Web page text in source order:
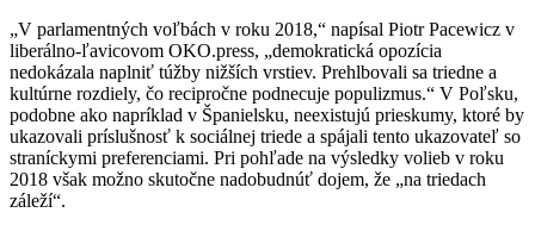
„V parlamentných voľbách v roku 2018,“ napísal Piotr Pacewicz v
liberálno-ľavicovom OKO.press, „demokratická opozícia
nedokázala naplniť túžby nižších vrstiev. Prehlbovali sa triedne a
kultúrne rozdiely, čo recipročne podnecuje populizmus.“ V Poľsku,
podobne ako napríklad v Španielsku, neexistujú prieskumy, ktoré by
ukazovali príslušnosť k sociálnej triede a spájali tento ukazovateľ so
straníckymi preferenciami. Pri pohľade na výsledky volieb v roku
2018 však možno skutočne nadobudnúť dojem, že „na triedach
záleží“.